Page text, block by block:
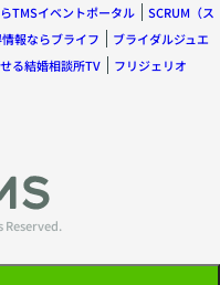
TMSイベントポータル
SCRUM（ス
報ならブライフ
ブライダルジュエ
る結婚相談所TV
フリジェリオ
Reserved.